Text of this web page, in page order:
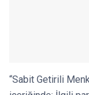
“Sabit Getirili